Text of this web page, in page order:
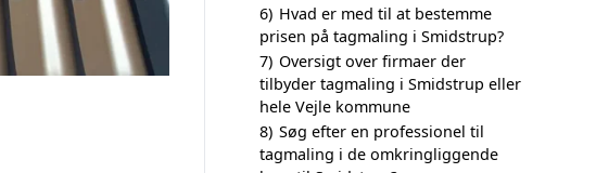
6) Hvad er med til at bestemme
prisen på tagmaling i Smidstrup?
7) Oversigt over firmaer der
tilbyder tagmaling i Smidstrup eller
hele Vejle kommune
8) Søg efter en professionel til
tagmaling i de omkringliggende